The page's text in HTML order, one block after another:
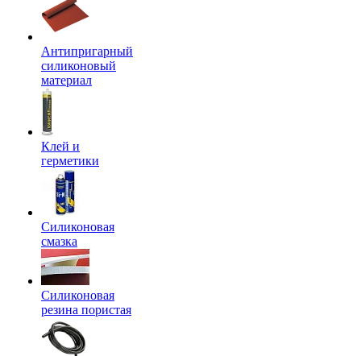
Антипригарный
силиконовый
материал
Клей и
герметики
Силиконовая
смазка
Силиконовая
резина пористая